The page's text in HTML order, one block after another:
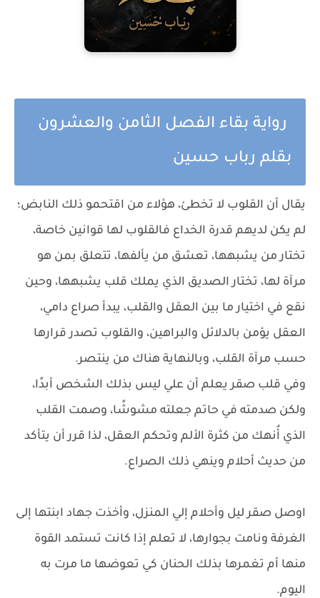
رواية بقاء الفصل الثامن والعشرون
بقلم رباب حسين
يقال أن القلوب لا تخطئ، هؤلاء من اقتحمو ذلك النابض؛
لم يكن لديهم قدرة الخداع فالقلوب لها قوانين خاصة،
تختار من يشبهها، تعشق من يألفها، تتعلق بمن هو
مرآة لها، تختار الصديق الذي يملك قلب يشبهها، وحين
نقع في اختيار ما بين العقل والقلب، يبدأ صراع دامي،
العقل يؤمن بالدلائل والبراهين، والقلوب تصدر قرارها
حسب مرآة القلب، وبالنهاية هناك من ينتصر.
وفي قلب صقر يعلم أن علي ليس بذلك الشخص أبدًا،
ولكن صدمته في حاتم جعلته مشوشًا، وصمت القلب
الذي أُنهك من كثرة الألم وتحكم العقل، لذا قرر أن يتأكد
من حديث أحلام وينهي ذلك الصراع.
اوصل صقر ليل وأحلام إلي المنزل، وأخذت جهاد ابنتها إلى
الغرفة ونامت بجوارها، لا تعلم إذا كانت تستمد القوة
منها أم تغمرها بذلك الحنان كي تعوضها ما مرت به
اليوم.